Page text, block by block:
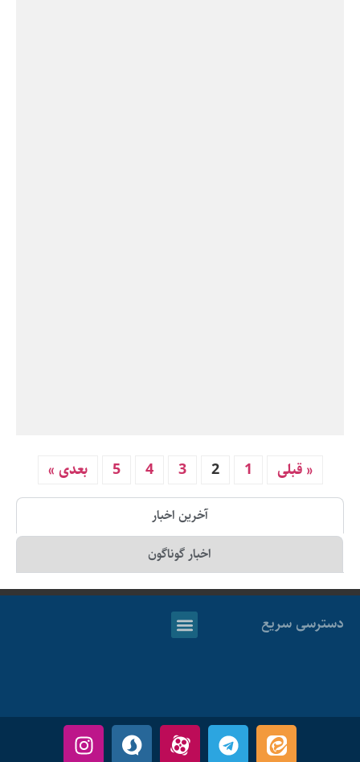
« قبلی 1
2
3
4
5 بعدی »
آخرین اخبار
اخبار گوناگون
دسترسی سریع